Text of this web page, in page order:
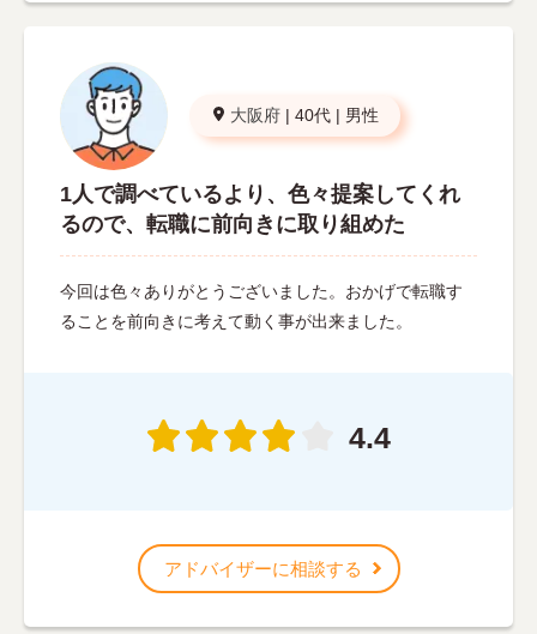
大阪府 | 40代 | 男性
1人で調べているより、色々提案してくれ
るので、転職に前向きに取り組めた
今回は色々ありがとうございました。おかげで転職す
ることを前向きに考えて動く事が出来ました。
4.4
アドバイザーに相談する